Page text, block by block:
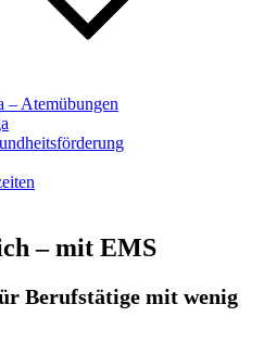
– Atemübungen
– mit EMS
Berufstätige mit wenig